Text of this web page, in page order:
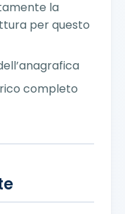
la
per questo
completo